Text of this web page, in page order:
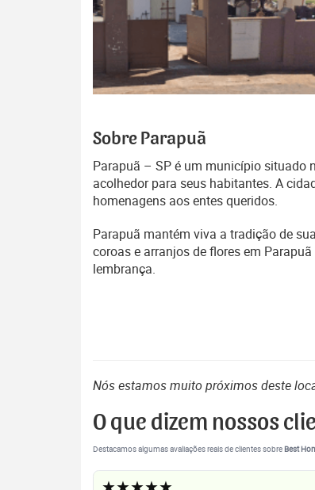
Sobre Parapuã
Parapuã – SP é um município situado
acolhedor para seus habitantes. A
homenagens aos entes queridos.
Parapuã mantém viva a tradição de
coroas e arranjos de flores em
lembrança.
Nós estamos muito próximos deste
O que dizem nossos
Destacamos algumas avaliações reais de clientes sobreBest